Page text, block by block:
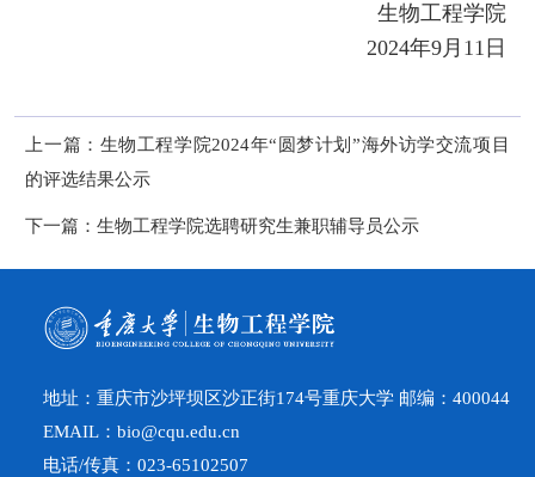
生物工程学院
2024年9月11日
上一篇： 生物工程学院2024年“圆梦计划”海外访学交流项目
的评选结果公示
下一篇：生物工程学院选聘研究生兼职辅导员公示
地址：重庆市沙坪坝区沙正街174号重庆大学 邮编：400044
EMAIL：bio@cqu.edu.cn
电话/传真：023-65102507